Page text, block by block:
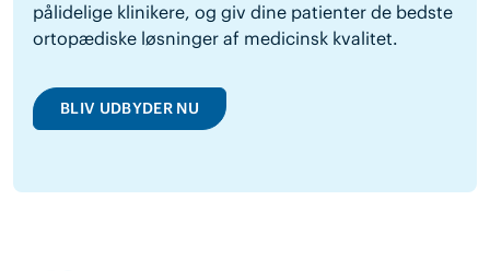
pålidelige klinikere, og giv dine patienter de bedste
ortopædiske løsninger af medicinsk kvalitet.
BLIV UDBYDER NU